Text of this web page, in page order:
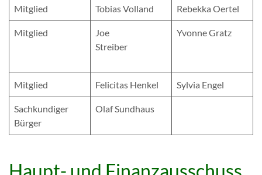
Mitglied Tobias Volland Rebekka Oertel
Mitglied
Joe
Streiber
Yvonne Gratz
Mitglied Felicitas Henkel Sylvia Engel
Sachkundiger
Bürger
Olaf Sundhaus